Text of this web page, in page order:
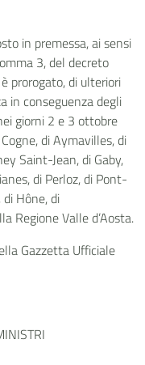
in premessa, ai sensi
3, del decreto
prorogato, di ulteriori
in conseguenza degli
giorni 2 e 3 ottobre
di Aymavilles, di
Saint-Jean, di Gaby,
di Perloz, di Pont-
Hône, di
Regione Valle d’Aosta.
Gazzetta Ufficiale